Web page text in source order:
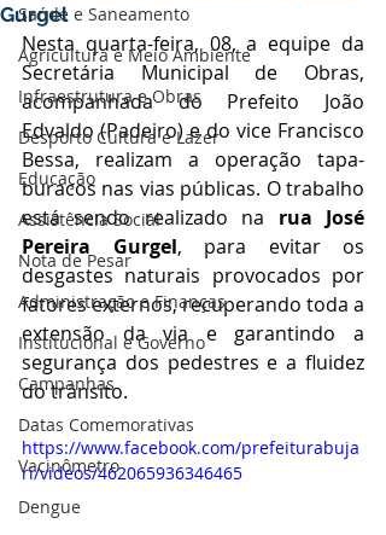
Saúde e Saneamento
Agricultura e Meio Ambiente
Infraestrutura e Obras
Desporto Cultura e Lazer
Educação
Assistência Social
Nota de Pesar
Administração e Finanças
Institucional e Governo
Campanhas
Datas Comemorativas
Vacinômetro
Dengue
Gurgel
Nesta quarta-feira, 08, a equipe da
Secretária Municipal de Obras,
acompanhada do Prefeito João
Edvaldo (Padeiro) e do vice Francisco
Bessa, realizam a operação tapa-
buracos nas vias públicas. O trabalho
está sendo realizado na rua José
Pereira Gurgel, para evitar os
desgastes naturais provocados por
fatores externos, recuperando toda a
extensão da via e garantindo a
segurança dos pedestres e a fluidez
do trânsito.
https://www.facebook.com/prefeiturabuja
ri/videos/462065936346465